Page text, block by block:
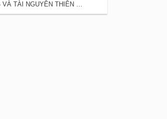
MÔI TRƯỜNG VÀ TÀI NGUYÊN THIÊN NHIÊN - VBT KHOA HỌC 5